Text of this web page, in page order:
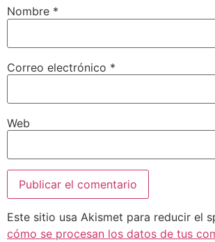
Nombre *
Correo electrónico *
Web
Este sitio usa Akismet para reducir el
cómo se procesan los datos de tus